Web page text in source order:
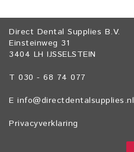
Direct Dental Supplies B.V.
Einsteinweg 31
3404 LH IJSSELSTEIN
T 030 - 68 74 077
E info@directdentalsupplies.nl
Privacyverklaring